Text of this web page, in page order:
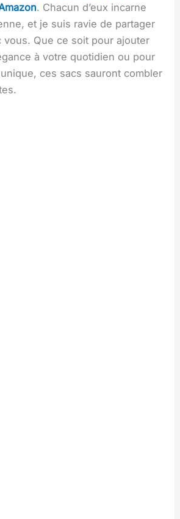
. Chacun d’eux incarne
et je suis ravie de partager
vous. Que ce soit pour ajouter
à votre quotidien ou pour
ces sacs sauront combler